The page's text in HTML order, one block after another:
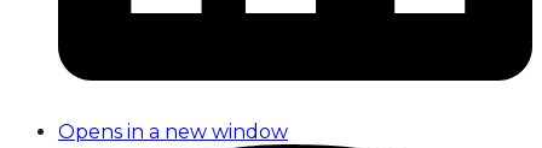
Opens in a new window